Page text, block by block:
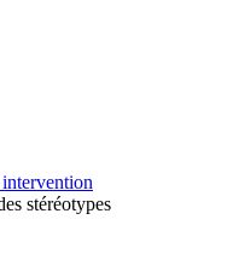
stéréotypes